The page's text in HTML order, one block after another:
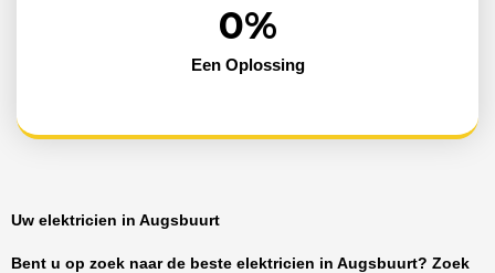
Een Oplossing
0%
Uw elektricien in Augsbuurt
Bent u op zoek naar de beste elektricien in Augsbuurt? Zoek